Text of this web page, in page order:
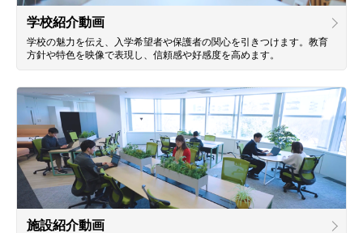
学校紹介動画
学校の魅力を伝え、入学希望者や保護者の関心を引きつけます。教育
方針や特色を映像で表現し、信頼感や好感度を高めます。
施設紹介動画